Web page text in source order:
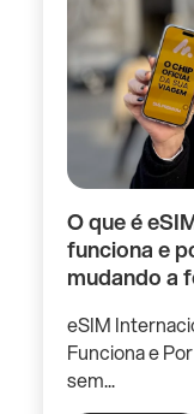
O que é
funciona e
mudando a
eSIM
Funciona e
sem...